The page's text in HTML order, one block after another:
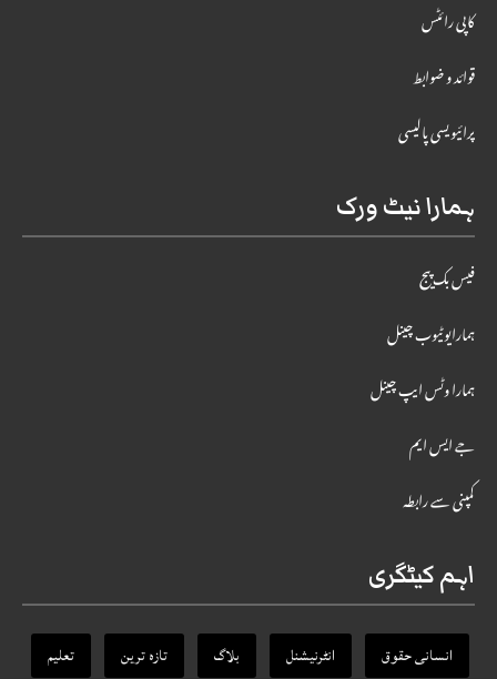
کاپی رائٹس
قوائد و ضوابط
پرائیویسی پالیسی
ہمارا نیٹ ورک
فیس بک پیج
ہمارایوٹیوب چینل
ہمارا وٹس ایپ چینل
جے ایس ایم
کمپنی سے رابطہ
اہم کیٹگری
انسانی حقوق انٹرنیشنل بلاگ تازہ ترین تعلیم